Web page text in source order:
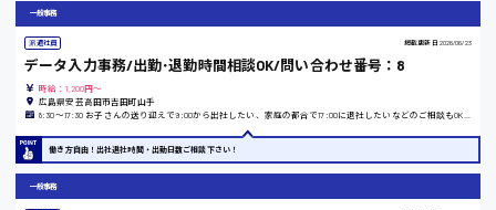
東京都
時給1200円〜
一般事務
派遣社員 掲載更新日 2026/06/23
データ入力事務/出勤･退勤時間相談OK/問い合わせ番号：8
時給：1,200円～
広島県安芸高田市吉田町山手
働き方自由！出社退社時間・出勤日数ご相談下さい！
一般事務